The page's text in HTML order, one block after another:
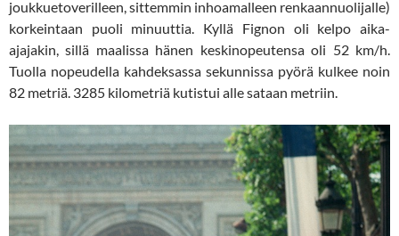
joukkuetoverilleen, sittemmin inhoamalleen renkaannuolijalle)
korkeintaan puoli minuuttia. Kyllä Fignon oli kelpo aika-
ajajakin, sillä maalissa hänen keskinopeutensa oli 52 km/h.
Tuolla nopeudella kahdeksassa sekunnissa pyörä kulkee noin
82 metriä. 3285 kilometriä kutistui alle sataan metriin.